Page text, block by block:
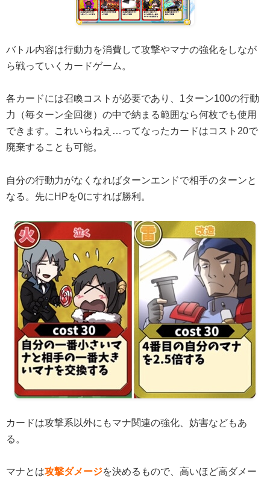
バトル内容は行動力を消費して攻撃やマナの強化をしなが
ら戦っていくカードゲーム。
各カードには召喚コストが必要であり、1ターン100の行動
力（毎ターン全回復）の中で納まる範囲なら何枚でも使用
できます。これいらねえ…ってなったカードはコスト20で
廃棄することも可能。
自分の行動力がなくなればターンエンドで相手のターンと
なる。先にHPを0にすれば勝利。
カードは攻撃系以外にもマナ関連の強化、妨害などもあ
る。
マナとは攻撃ダメージを決めるもので、高いほど高ダメー